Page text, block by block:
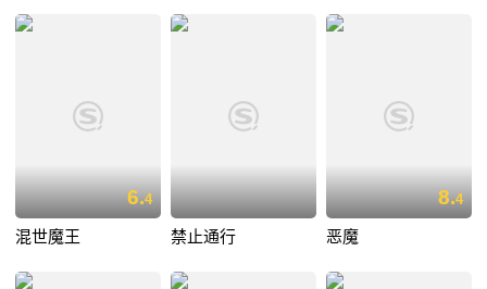
6.4
混世魔王 禁止通行
8.4
恶魔